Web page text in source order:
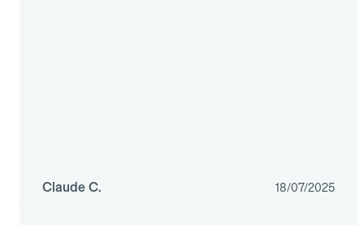
Claude C. 18/07/2025